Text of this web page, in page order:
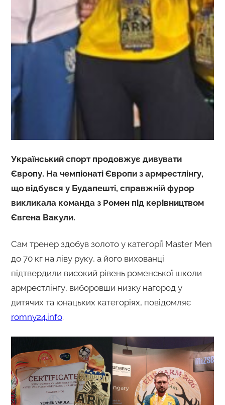
Український спорт продовжує дивувати
Європу. На чемпіонаті Європи з армрестлінгу,
що відбувся у Будапешті, справжній фурор
викликала команда з Ромен під керівництвом
Євгена Вакули.
Сам тренер здобув золото у категорії Master Men
до 70 кг на ліву руку, а його вихованці
підтвердили високий рівень роменської школи
армрестлінгу, виборовши низку нагород у
дитячих та юнацьких категоріях, повідомляє
romny24.info.